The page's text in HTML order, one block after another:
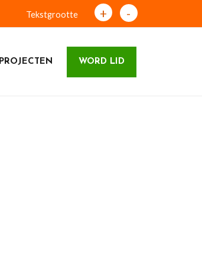
Tekstgrootte + -
PROJECTEN WORD LID